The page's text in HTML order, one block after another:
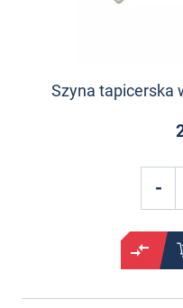
Szyna tapicerska